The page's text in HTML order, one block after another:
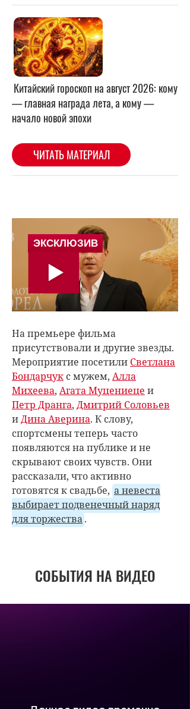
На премьере фильма
присутствовали и другие звезды.
Мероприятие посетили Светлана
Бондарчук с мужем, Алла
Михеева, Агата Муцениеце и
Петр Дранга, Дмитрий Соловьев
иДина Аверина. К слову,
спортсмены теперь часто
появляются на публике и не
скрывают своих чувств. Они
рассказали, что активно
готовятся к свадьбе, а невеста
выбирает подвенечный наряд
для торжества.
СОБЫТИЯ НА ВИДЕО